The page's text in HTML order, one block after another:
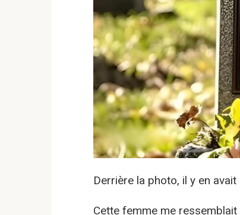
Derrière la photo, il y en avait
Cette femme me ressemblait